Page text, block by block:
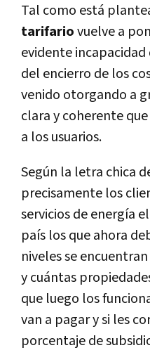
Tal como está
tarifariovuelve a
evidente
del encierro de los
venido otorgando a
clara y coherente
a los usuarios.
Según la letra chica
precisamente los
servicios de energía
país los que ahora
niveles se
y cuántas
que luego los
van a pagar y si les
porcentaje de